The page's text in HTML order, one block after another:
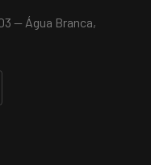
— Água Branca,